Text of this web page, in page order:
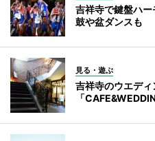
吉祥寺で鍵盤ハ
鼓や盆ダンスも
見る・遊ぶ
吉祥寺のウエディ
「